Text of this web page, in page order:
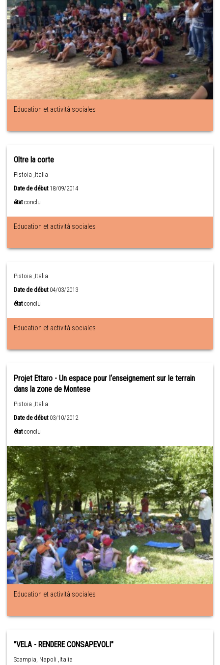
Education et actività sociales
Oltre la corte
Pistoia ,Italia
Date de début18/09/2014
état conclu
Education et actività sociales
Pistoia ,Italia
Date de début04/03/2013
état conclu
Education et actività sociales
Projet Ettaro - Un espace pour l‘enseignement sur le terrain
dans la zone de Montese
Pistoia ,Italia
Date de début03/10/2012
état conclu
Education et actività sociales
"VELA - RENDERE CONSAPEVOLI"
Scampia, Napoli ,Italia